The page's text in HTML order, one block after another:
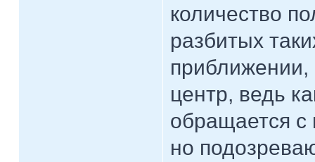
количество
разбитых
центр, ведь
обращается
но